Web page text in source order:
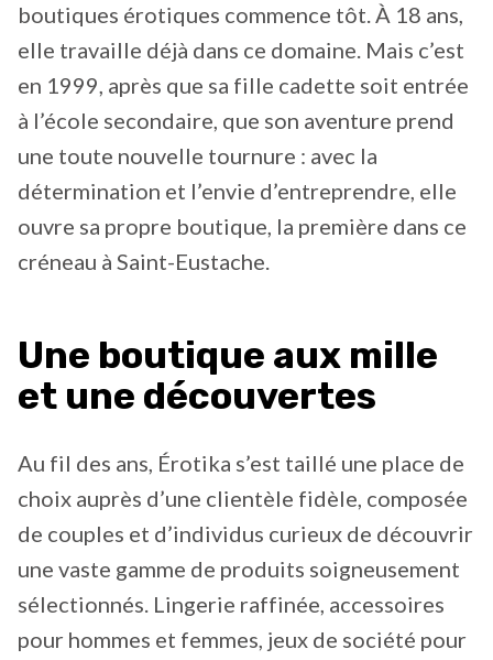
boutiques érotiques commence tôt. À 18 ans,
elle travaille déjà dans ce domaine. Mais c’est
en 1999, après que sa fille cadette soit entrée
à l’école secondaire, que son aventure prend
une toute nouvelle tournure : avec la
détermination et l’envie d’entreprendre, elle
ouvre sa propre boutique, la première dans ce
créneau à Saint-Eustache.
Une boutique aux mille
et une découvertes
Au fil des ans, Érotika s’est taillé une place de
choix auprès d’une clientèle fidèle, composée
de couples et d’individus curieux de découvrir
une vaste gamme de produits soigneusement
sélectionnés. Lingerie raffinée, accessoires
pour hommes et femmes, jeux de société pour